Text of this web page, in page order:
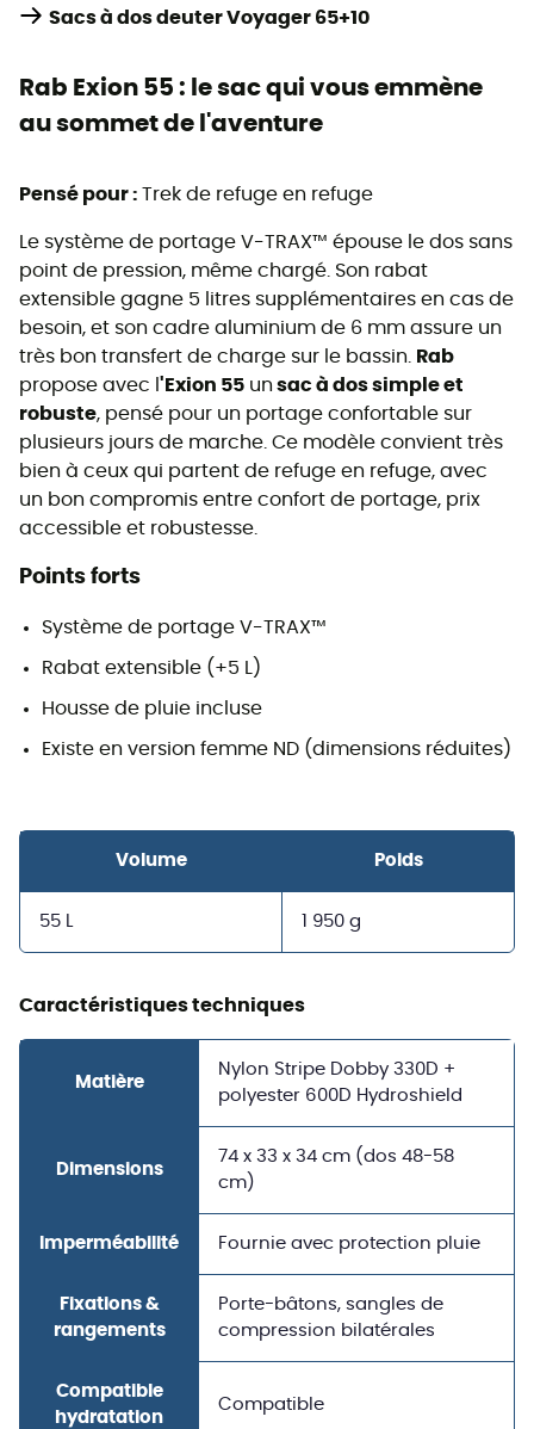
Sacs à dos deuter Voyager 65+10
Rab Exion 55 : le sac qui vous emmène
au sommet de l'aventure
Pensé pour : Trek de refuge en refuge
Le système de portage V-TRAX™ épouse le dos sans
point de pression, même chargé. Son rabat
extensible gagne 5 litres supplémentaires en cas de
besoin, et son cadre aluminium de 6 mm assure un
très bon transfert de charge sur le bassin. Rab
propose avec l 'Exion 55 un sac à dos simple et
robuste, pensé pour un portage confortable sur
plusieurs jours de marche. Ce modèle convient très
bien à ceux qui partent de refuge en refuge, avec
un bon compromis entre confort de portage, prix
accessible et robustesse.
Points forts
Système de portage V-TRAX™
Rabat extensible (+5 L)
Housse de pluie incluse
Existe en version femme ND (dimensions réduites)
Volume Poids
55 L 1 950 g
Caractéristiques techniques
Matière
Nylon Stripe Dobby 330D +
polyester 600D Hydroshield
Dimensions
74 x 33 x 34 cm (dos 48-58
cm)
Imperméabilité Fournie avec protection pluie
Fixations &
rangements
Porte-bâtons, sangles de
compression bilatérales
Compatible
hydratation
Compatible